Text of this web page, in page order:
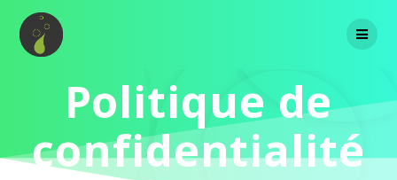
Politique de
confidentialité